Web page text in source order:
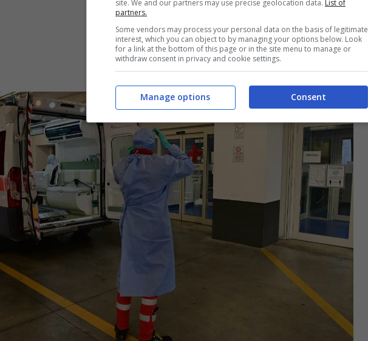
site. We and our partners may use precise geolocation data. List of
partners.
Some vendors may process your personal data on the basis of legitimate
interest, which you can object to by managing your options below. Look
for a link at the bottom of this page or in the site menu to manage or
withdraw consent in privacy and cookie settings.
Consent
Manage options